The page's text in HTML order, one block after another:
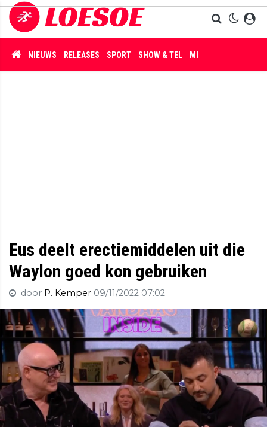
NIEUWS RELEASES SPORT SHOW & TEL MISDAAD
Eus deelt erectiemiddelen uit die
Waylon goed kon gebruiken
door P. Kemper 09/11/2022 07:02